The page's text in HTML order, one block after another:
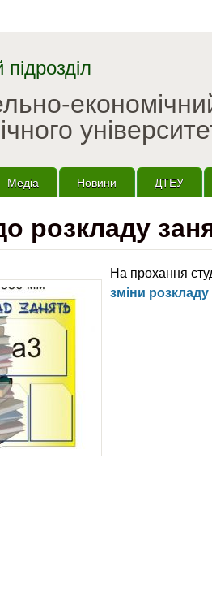
Медіа Новини ДТЕУ
розкладу
На прохання
зміни